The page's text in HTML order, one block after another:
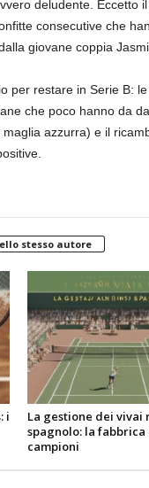
deludente. Eccetto
consecutive che
giovane coppia
per restare in Serie B:
che poco hanno da
azzurra) e il
stesso autore
i
La gestione dei vivai
spagnolo: la fabbrica
campioni